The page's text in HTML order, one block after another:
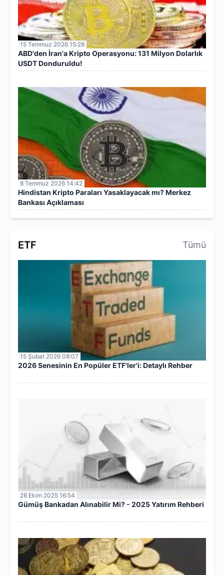
15 Temmuz 2026 15:28
ABD'den İran'a Kripto Operasyonu: 131 Milyon Dolarlık
USDT Donduruldu!
8 Temmuz 2026 14:42
Hindistan Kripto Paraları Yasaklayacak mı? Merkez
Bankası Açıklaması
ETF Tümü
15 Şubat 2026 08:07
2026 Senesinin En Popüler ETF'ler'i: Detaylı Rehber
28 Ekim 2025 16:54
Gümüş Bankadan Alınabilir Mi? - 2025 Yatırım Rehberi